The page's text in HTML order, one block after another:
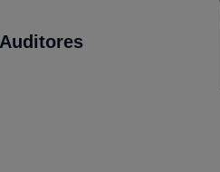
Auditores